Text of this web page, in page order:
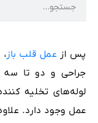
پس از عمل قلب باز
جراحی و دو تا
لوله‌های تخلیه‌
عمل وجود دارد.